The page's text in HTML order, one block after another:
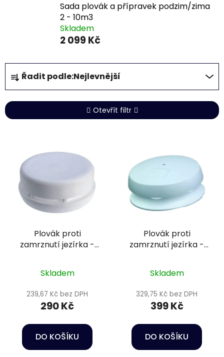
Sada plovák a přípravek podzim/zima
2 - 10m3
Skladem
2 099 Kč
Ř
a
z
e
n
Řadit podle:Nejlevnější
Otevřít filtr
Plovák proti
zamrznutí jezírka -
Skladem
239,67 Kč bez DPH
290 Kč
DO KOŠÍKU
Plovák proti
zamrznutí jezírka -
Skladem
329,75 Kč bez DPH
399 Kč
DO KOŠÍKU